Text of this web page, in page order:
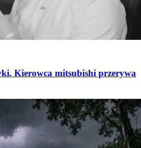
Kierowca mitsubishi przerywa